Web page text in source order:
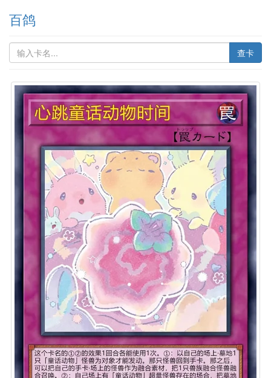
百鸽
查卡